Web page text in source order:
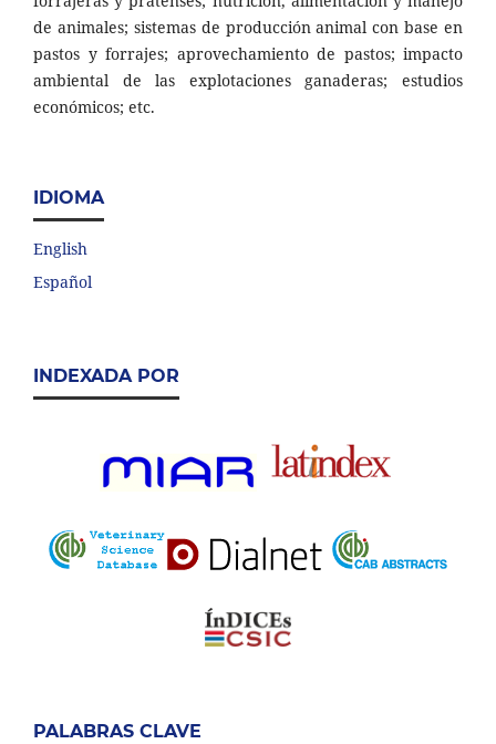
de animales; sistemas de producción animal con base en
pastos y forrajes; aprovechamiento de pastos; impacto
ambiental de las explotaciones ganaderas; estudios
económicos; etc.
IDIOMA
English
Español
INDEXADA POR
PALABRAS CLAVE